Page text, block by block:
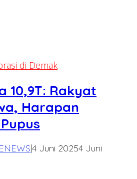
di Demak
10,9T: Rakyat
Harapan
|4 Juni 20254 Juni